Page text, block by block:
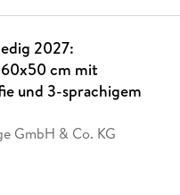
2027:
cm mit
und 3-sprachigem
GmbH & Co. KG